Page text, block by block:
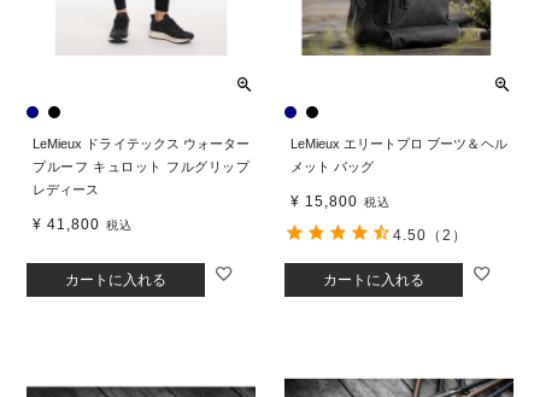
LeMieux ドライテックス ウォーター
プルーフ キュロット フルグリップ
レディース
¥ 41,800 税込
カートに入れる
LeMieux エリートプロ ブーツ＆ヘル
メット バッグ
¥ 15,800 税込
カートに入れる
4.50 （2）